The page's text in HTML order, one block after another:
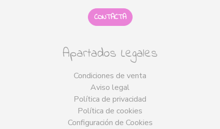
CONTACTA
Apartados Legales
Condiciones de venta
Aviso legal
Política de privacidad
Política de cookies
Configuración de Cookies